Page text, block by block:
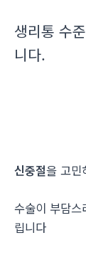
생리통 수
니다.
신중절을 고민
수술이 부담스
립니다